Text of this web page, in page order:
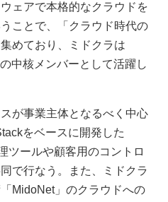
ェアで本格的なクラウドを
ことで、「クラウド時代の
めており、ミドクラは
中核メンバーとして活躍し
が事業主体となるべく中心
をベースに開発した
ツールや顧客用のコントロ
で行なう。また、ミドクラ
MidoNet」のクラウドへの